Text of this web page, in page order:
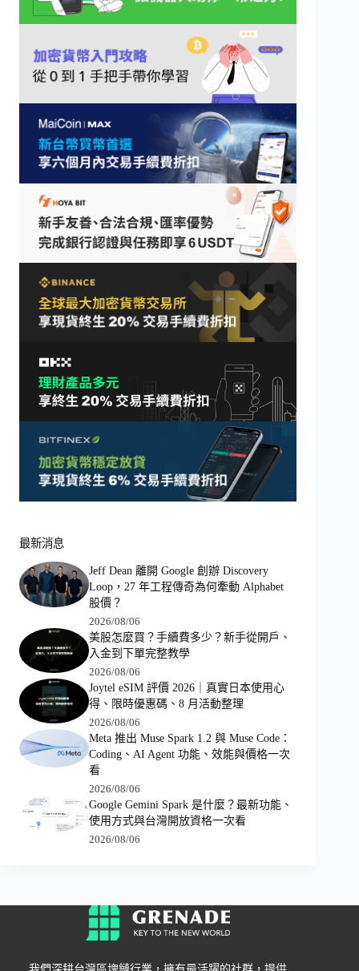
最新消息
Jeff Dean 離開 Google 創辦 Discovery
Loop，27 年工程傳奇為何牽動 Alphabet
股價？
2026/08/06
美股怎麼買？手續費多少？新手從開戶、
入金到下單完整教學
2026/08/06
Joytel eSIM 評價 2026｜真實日本使用心
得、限時優惠碼、8 月活動整理
2026/08/06
Meta 推出 Muse Spark 1.2 與 Muse Code：
Coding、AI Agent 功能、效能與價格一次
看
2026/08/06
Google Gemini Spark 是什麼？最新功能、
使用方式與台灣開放資格一次看
2026/08/06